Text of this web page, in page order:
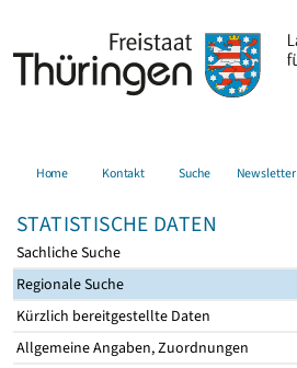
Home Kontakt Suche Newsletter
STATISTISCHE DATEN
Sachliche Suche
Regionale Suche
Kürzlich bereitgestellte Daten
Allgemeine Angaben, Zuordnungen